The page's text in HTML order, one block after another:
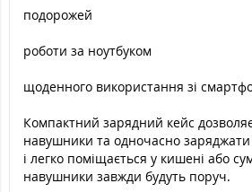
подорожей
роботи за ноутбуком
щоденного використання зі
Компактний зарядний кейс
навушники та одночасно
і легко поміщається у кишені або
навушники завжди будуть поруч.